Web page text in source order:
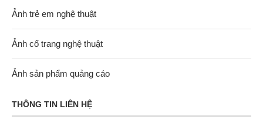
Ảnh trẻ em nghệ thuật
Ảnh cổ trang nghệ thuật
Ảnh sản phẩm quảng cáo
THÔNG TIN LIÊN HỆ